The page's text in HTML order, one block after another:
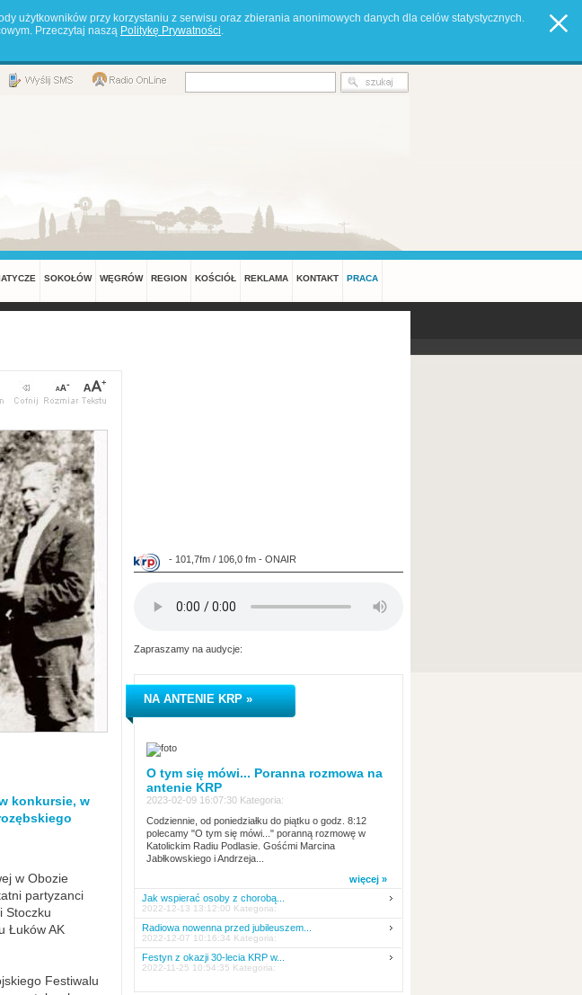
użytkowników przy korzystaniu z serwisu oraz zbierania anonimowych danych dla celów statystycznych.
Przeczytaj naszą Politykę Prywatności.
SOKOŁÓW WĘGRÓW REGION KOŚCIÓŁ REKLAMA KONTAKT PRACA
konkursie, w
w Obozie
partyzanci
Stoczku
Łuków AK
Festiwalu
- 101,7fm / 106,0 fm - ONAIR
Zapraszamy na audycje:
NA ANTENIE KRP »
O tym się mówi... Poranna rozmowa na
antenie KRP
2023-02-09 16:07:30 Kategoria:
Codziennie, od poniedziałku do piątku o godz. 8:12
polecamy "O tym się mówi..." poranną rozmowę w
Katolickim Radiu Podlasie. Gośćmi Marcina
Jabłkowskiego i Andrzeja...
więcej »
Jak wspierać osoby z chorobą...
2022-12-13 13:12:00 Kategoria:
Radiowa nowenna przed jubileuszem...
2022-12-07 10:16:34 Kategoria:
Festyn z okazji 30-lecia KRP w...
2022-11-25 10:54:35 Kategoria: